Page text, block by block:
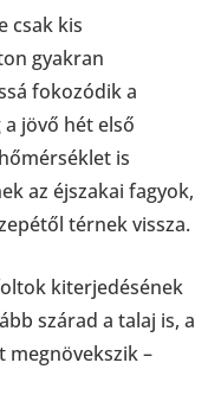
csak kis
gyakran
fokozódik a
a jövő hét első
is
az éjszakai fagyok,
térnek vissza.
kiterjedésének
szárad a talaj is, a
megnövekszik –